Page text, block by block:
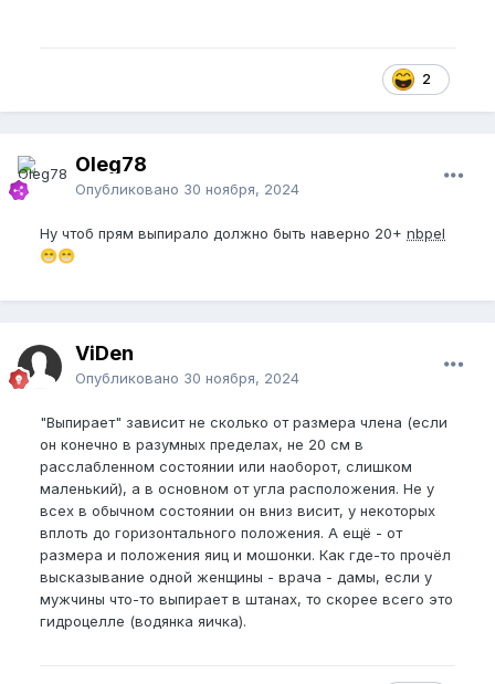
2
Oleg78
Опубликовано 30 ноября, 2024
Ну чтоб прям выпирало должно быть наверно 20+ nbpel
😁😁
ViDen
Опубликовано 30 ноября, 2024
"Выпирает" зависит не сколько от размера члена (если
он конечно в разумных пределах, не 20 см в
расслабленном состоянии или наоборот, слишком
маленький), а в основном от угла расположения. Не у
всех в обычном состоянии он вниз висит, у некоторых
вплоть до горизонтального положения. А ещё - от
размера и положения яиц и мошонки. Как где-то прочёл
высказывание одной женщины - врача - дамы, если у
мужчины что-то выпирает в штанах, то скорее всего это
гидроцелле (водянка яичка).